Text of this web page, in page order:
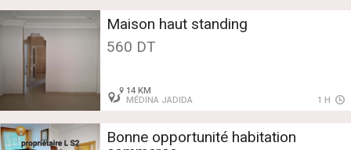
Maison haut standing
560 DT
14 KM
MÉDINA JADIDA
1 H
Bonne opportunité habitation